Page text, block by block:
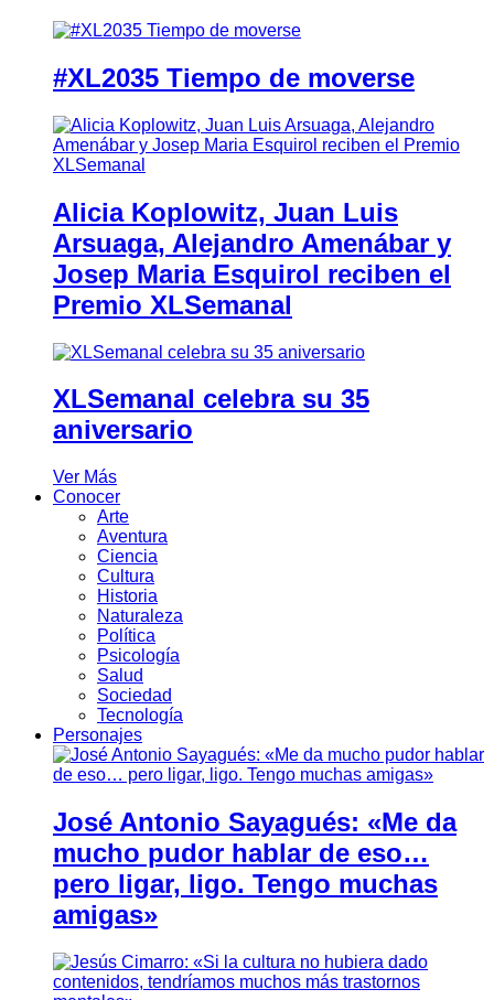
#XL2035 Tiempo de moverse
Alicia Koplowitz, Juan Luis
Arsuaga, Alejandro Amenábar y
Josep Maria Esquirol reciben el
Premio XLSemanal
XLSemanal celebra su 35
aniversario
Ver Más
Conocer
Arte
Aventura
Ciencia
Cultura
Historia
Naturaleza
Política
Psicología
Salud
Sociedad
Tecnología
Personajes
José Antonio Sayagués: «Me da
mucho pudor hablar de eso…
pero ligar, ligo. Tengo muchas
amigas»